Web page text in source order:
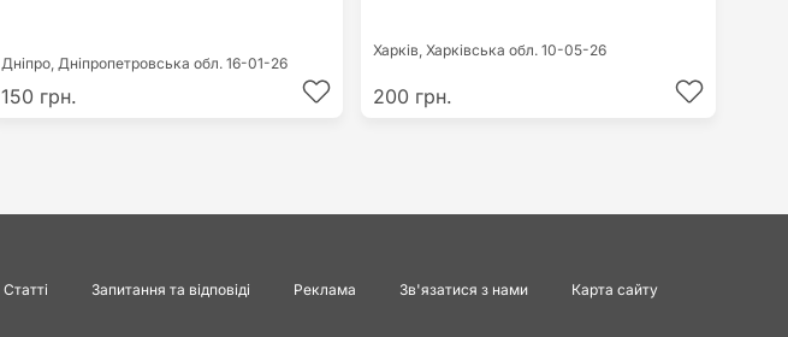
Дніпро, Дніпропетровська обл. 16-01-26
150 грн.
Харків,Харківська обл.10-05-26
200 грн.
Статті Запитання та відповіді Реклама Зв'язатися з нами Карта сайту